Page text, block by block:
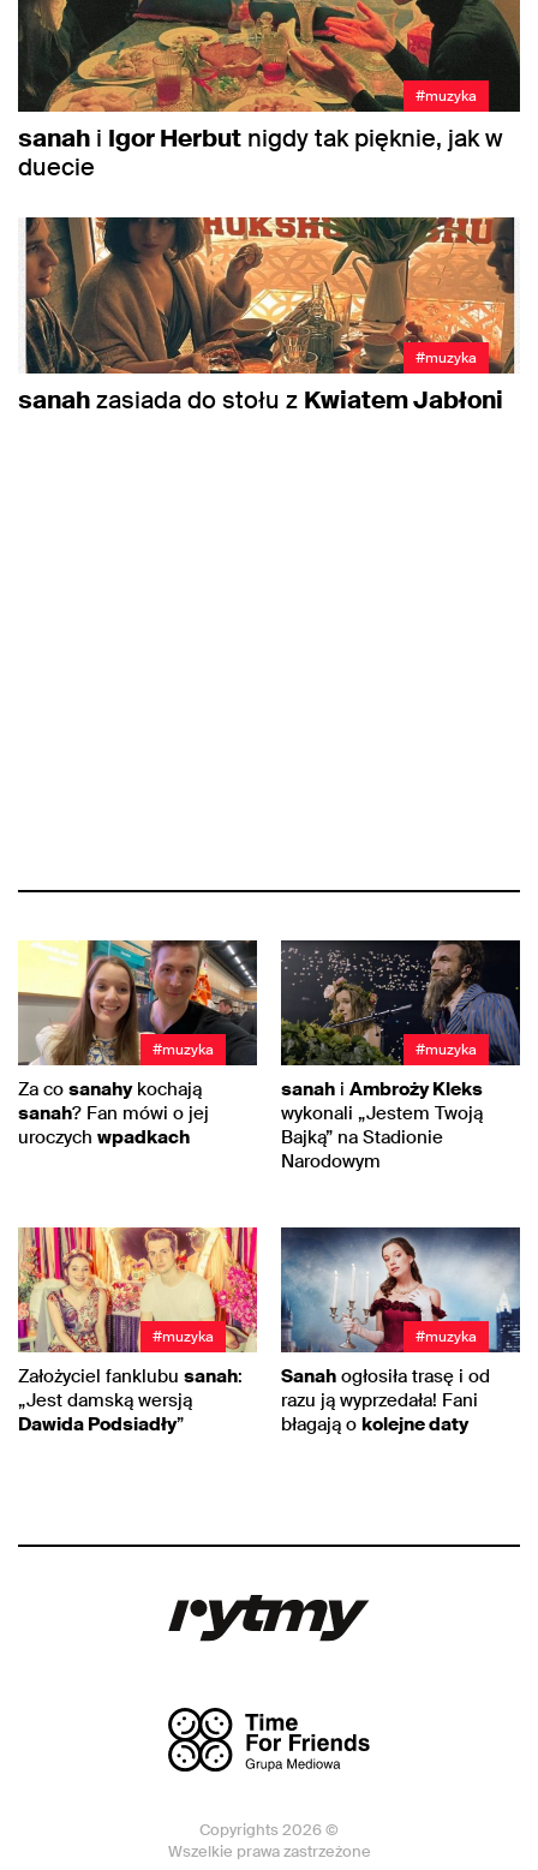
#muzyka
sanah i Igor Herbut nigdy tak pięknie, jak w
duecie
#muzyka
sanahzasiada do stołu z Kwiatem Jabłoni
#muzyka
Za co sanahykochają
sanah? Fan mówi o jej
uroczych wpadkach
#muzyka
sanah i Ambroży Kleks
wykonali „Jestem Twoją
Bajką” na Stadionie
Narodowym
#muzyka
Założyciel fanklubu sanah:
„Jest damską wersją
Dawida Podsiadły”
#muzyka
Sanah ogłosiła trasę i od
razu ją wyprzedała! Fani
błagają o kolejne daty
Copyrights 2026 ©
Wszelkie prawa zastrzeżone